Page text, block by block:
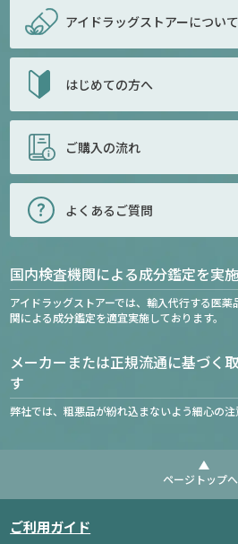
アイドラッグストアーについて
はじめての方へ
ご購入の流れ
よくあるご質問
国内検査機関による成分鑑定を実
アイドラッグストアーでは、輸入代行する医
関による成分鑑定を適宜実施しております。
メーカーまたは正規流通に基づく
す
弊社では、粗悪品が紛れ込まないよう細心の注
ページトップへ
ご利用ガイド